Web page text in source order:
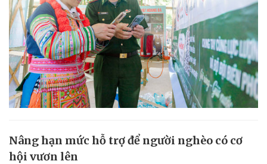
Nâng hạn mức hỗ trợ để người nghèo có cơ
hội vươn lên